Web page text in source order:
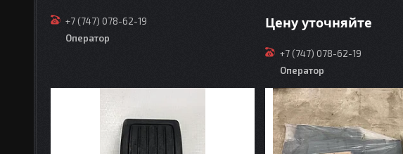
+7 (747) 078-62-19
Оператор
Цену уточняйте
+7 (747) 078-62-19
Оператор